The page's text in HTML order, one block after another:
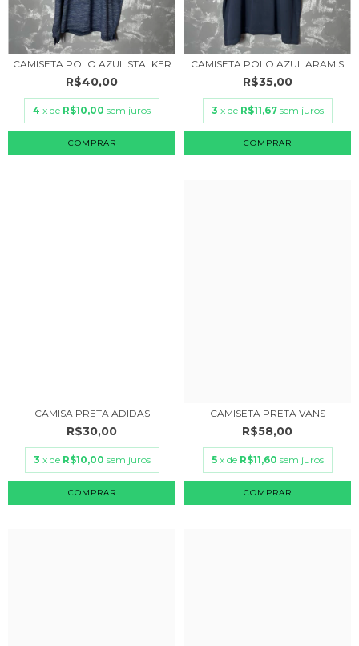
CAMISETA POLO AZUL STALKER
R$40,00
4 x de R$10,00 sem juros
COMPRAR
CAMISETA POLO AZUL ARAMIS
R$35,00
3 x de R$11,67 sem juros
COMPRAR
CAMISA PRETA ADIDAS
R$30,00
3 x de R$10,00 sem juros
COMPRAR
CAMISETA PRETA VANS
R$58,00
5 x de R$11,60 sem juros
COMPRAR